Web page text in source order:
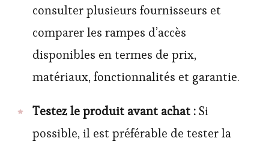
consulter plusieurs fournisseurs et
comparer les rampes d’accès
disponibles en termes de prix,
matériaux, fonctionnalités et garantie.
Testez le produit avant achat :Si
possible, il est préférable de tester la